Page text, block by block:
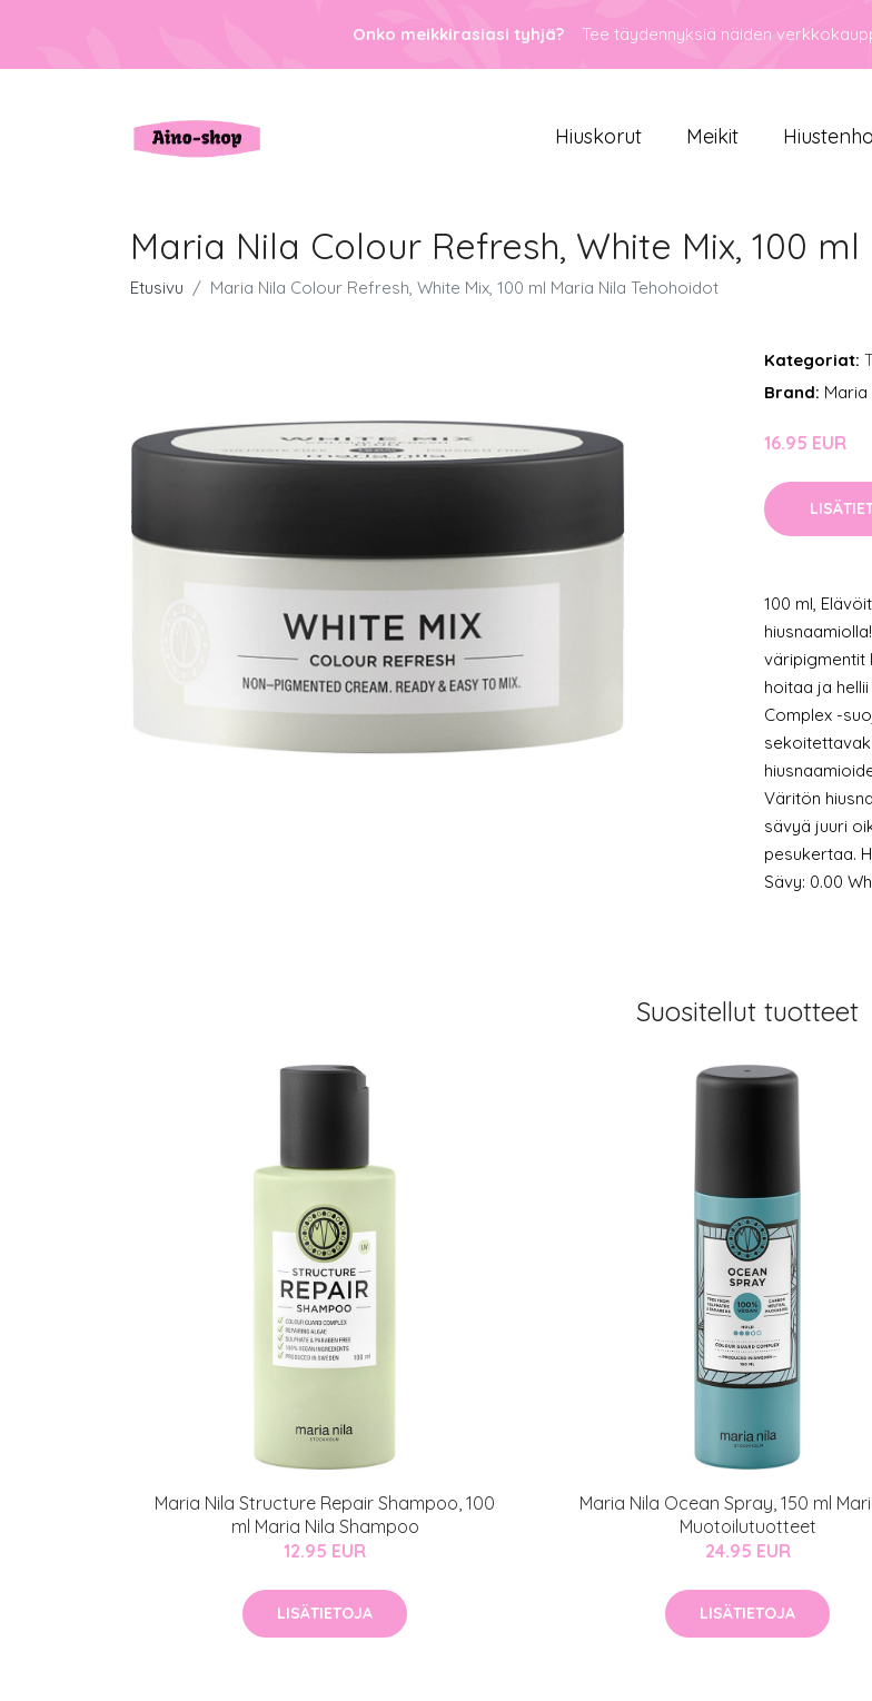
Onko meikkirasiasi tyhjä? Tee täydennyksiä näiden
Hiuskorut Meikit
Maria Nila Colour Refresh, White Mix, 100
Etusivu Maria Nila Colour Refresh, White Mix, 100 ml Maria Nila Tehohoidot
Kategoriat:
Brand: Maria
16.95 EUR
100 ml,
väripigmentit
hoitaa ja
Complex -
Väritön
sävyä juuri
pesukertaa.
Sävy: 0.00
Suositellut tuotteet
Maria Nila Structure Repair Shampoo, 100
ml Maria Nila Shampoo
12.95 EUR
LISÄTIETOJA
Maria Nila Ocean Spray, 150 ml
Muotoilutuotteet
24.95 EUR
LISÄTIETOJA